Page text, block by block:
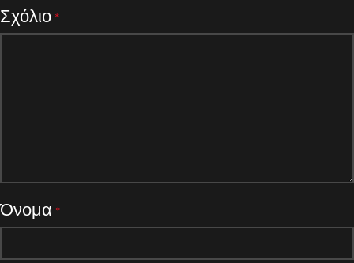
Σχόλιο *
Όνομα *